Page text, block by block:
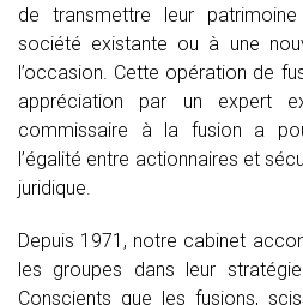
de transmettre leur
société existante ou à une
l’occasion. Cette opération de
appréciation par un expert
commissaire à la fusion
a
l’égalité entre actionnaires et
juridique.
Depuis 1971, notre cabinet
les groupes dans leur
Conscients que les fusions,